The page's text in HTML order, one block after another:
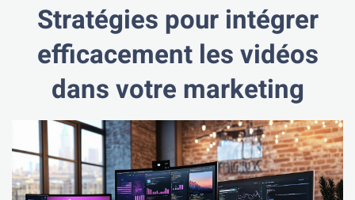
Stratégies pour intégrer
efficacement les vidéos
dans votre marketing